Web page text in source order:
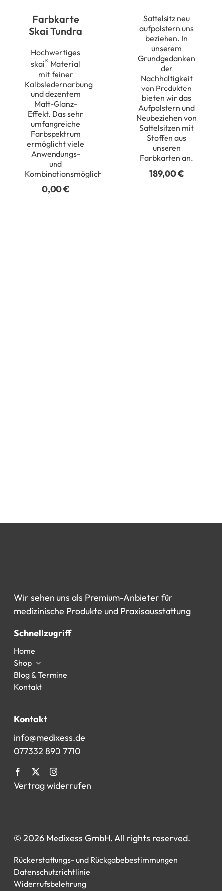
Fussauslöser
(FA)
Farbkarte
Skai Tundra
Hochwertiges
skai® Material
mit feiner
Kalbsledernarbung
und dezentem
Matt-Glanz-
Effekt. Das sehr
umfangreiche
Farbspektrum
ermöglicht viele
Anwendungs-
und
Kombinationsmöglichkeiten.
0,00€
Sattelsitz neu
aufpolstern uns
beziehen. In
unserem
Grundgedanken
der
Nachhaltigkeit
von Produkten
bieten wir das
Aufpolstern und
Neubeziehen von
Sattelsitzen mit
Stoffen aus
unseren
Farbkarten an.
189,00€
Wir sehen uns als Premium-Anbieter für
medizinische Produkte und Praxisausstattung
Schnellzugriff
Home
Shop
Blog & Termine
Kontakt
Kontakt
info@medixess.de
077332 890 7710
Vertrag widerrufen
© 2026 Medixess GmbH. All rights reserved.
Rückerstattungs- und Rückgabebestimmungen
Datenschutzrichtlinie
Widerrufsbelehrung